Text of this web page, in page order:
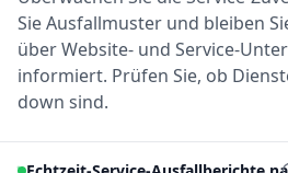
Sie Ausfallmuster und bleiben
über Website- und Service-
informiert. Prüfen Sie, ob
down sind.